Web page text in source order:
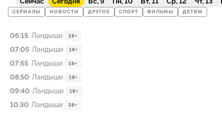
СЕРИАЛЫ НОВОСТИ ДРУГОЕ СПОРТ ФИЛЬМЫ ДЕТЯМ
06:15 Ландыши 18+
07:05 Ландыши 18+
07:55 Ландыши 18+
08:50 Ландыши 18+
09:40 Ландыши 18+
10:30 Ландыши 18+